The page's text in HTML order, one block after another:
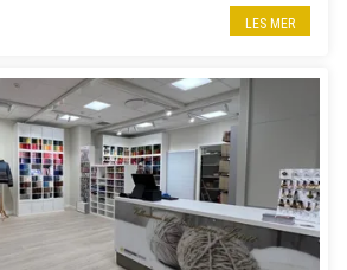
sentrum søker vi butikkmedarbeider i
Les mer om stillingene nedenfor.
LES MER